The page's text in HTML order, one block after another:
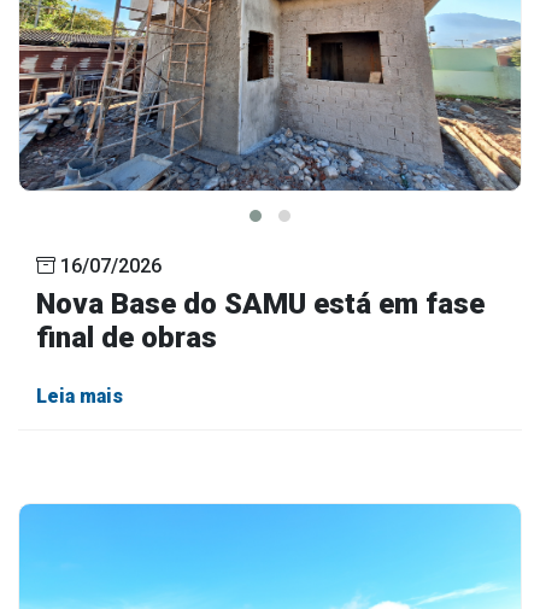
16/07/2026
Nova Base do SAMU está em fase
final de obras
Leia mais